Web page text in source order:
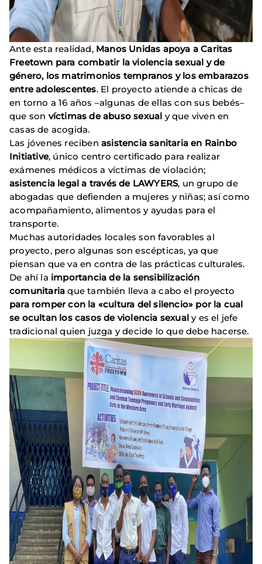
Ante esta realidad, Manos Unidas apoya a Caritas
Freetown para combatir la violencia sexual y de
género, los matrimonios tempranos y los embarazos
entre adolescentes. El proyecto atiende a chicas de
en torno a 16 años –algunas de ellas con sus bebés–
que son víctimas de abuso sexual y que viven en
casas de acogida.
Las jóvenes reciben asistencia sanitaria en Rainbo
Initiative, único centro certificado para realizar
exámenes médicos a víctimas de violación;
asistencia legal a través de LAWYERS, un grupo de
abogadas que defienden a mujeres y niñas; así como
acompañamiento, alimentos y ayudas para el
transporte.
Muchas autoridades locales son favorables al
proyecto, pero algunas son escépticas, ya que
piensan que va en contra de las prácticas culturales.
De ahí la importancia de la sensibilización
comunitaria que también lleva a cabo el proyecto
para romper con la «cultura del silencio» por la cual
se ocultan los casos de violencia sexualy es el jefe
tradicional quien juzga y decide lo que debe hacerse.